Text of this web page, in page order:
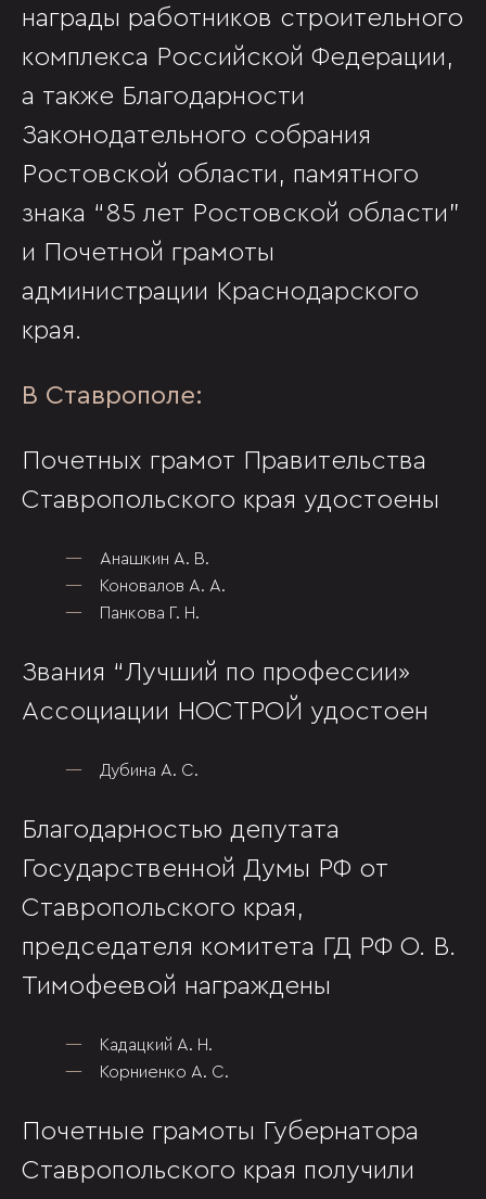
награды работников строительного
комплекса Российской Федерации,
а также Благодарности
Законодательного собрания
Ростовской области, памятного
знака “85 лет Ростовской области”
и Почетной грамоты
администрации Краснодарского
края.
В Ставрополе:
Почетных грамот Правительства
Ставропольского края удостоены
Анашкин А. В.
Коновалов А. А.
Панкова Г. Н.
Звания “Лучший по профессии»
Ассоциации НОСТРОЙ удостоен
Дубина А. С.
Благодарностью депутата
Государственной Думы РФ от
Ставропольского края,
председателя комитета ГД РФ О. В.
Тимофеевой награждены
Кадацкий А. Н.
Корниенко А. С.
Почетные грамоты Губернатора
Ставропольского края получили